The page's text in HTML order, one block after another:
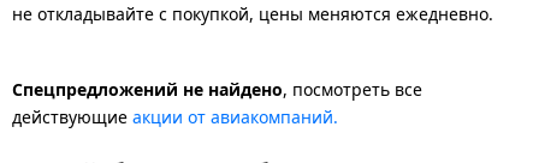
не откладывайте с покупкой, цены меняются ежедневно.
Спецпредложений не найдено, посмотреть все
действующие акции от авиакомпаний.